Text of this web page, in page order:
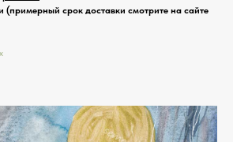
(примерный срок доставки смотрите на сайте